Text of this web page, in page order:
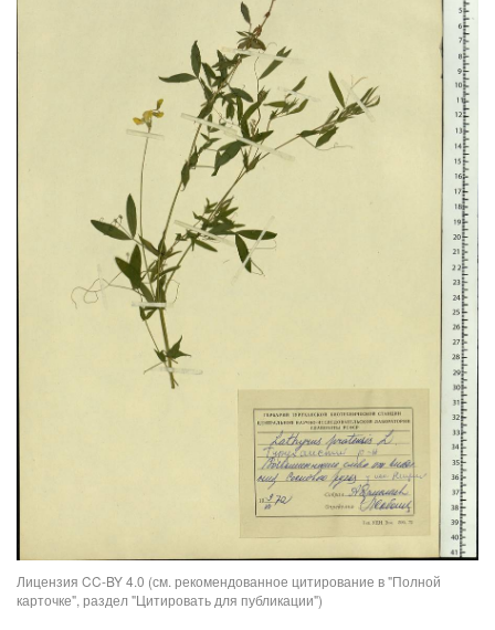
Лицензия CC-BY 4.0 (см. рекомендованное цитирование в "Полной
карточке", раздел "Цитировать для публикации")